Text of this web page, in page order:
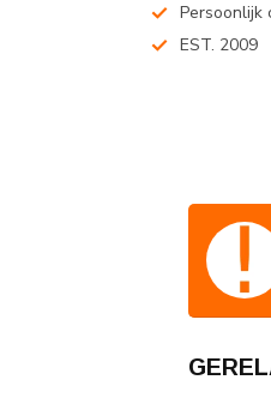
Persoonlijk
EST. 2009